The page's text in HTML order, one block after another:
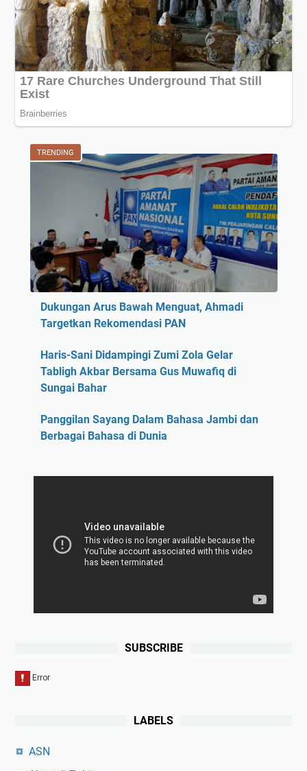
TRENDING
Dukungan Arus Bawah Menguat, Ahmadi
Targetkan Rekomendasi PAN
Haris-Sani Didampingi Zumi Zola Gelar
Tabligh Akbar Bersama Gus Muwafiq di
Sungai Bahar
Panggilan Sayang Dalam Bahasa Jambi dan
Berbagai Bahasa di Dunia
SUBSCRIBE
LABELS
ASN